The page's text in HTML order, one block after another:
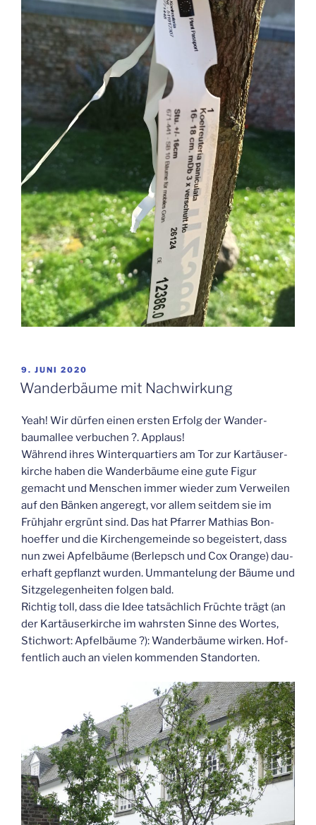
VERÖFFENTLICHT
AM
9. JUNI 2020
Wan­der­bäu­me mit Nachwirkung
Yeah! Wir dür­fen einen ers­ten Erfolg der Wan­der­
baum­al­lee ver­bu­chen ?. Applaus!
Wäh­rend ihres Win­ter­quar­tiers am Tor zur Kar­täu­ser­
kir­che haben die Wan­der­bäu­me eine gute Figur
gemacht und Men­schen immer wie­der zum Ver­wei­len
auf den Bän­ken ange­regt, vor allem seit­dem sie im
Früh­jahr ergrünt sind. Das hat Pfar­rer Mathi­as Bon­
hoef­fer und die Kir­chen­ge­mein­de so begeis­tert, dass
nun zwei Apfel­bäu­me (Ber­lepsch und Cox Oran­ge) dau­
er­haft gepflanzt wur­den. Umman­te­lung der Bäu­me und
Sitz­ge­le­gen­hei­ten fol­gen bald.
Rich­tig toll, dass die Idee tat­säch­lich Früch­te trägt (an
der Kar­täu­ser­kir­che im wahrs­ten Sin­ne des Wor­tes,
Stich­wort: Apfel­bäu­me ?): Wan­der­bäu­me wir­ken. Hof­
fent­lich auch an vie­len kom­men­den Standorten.